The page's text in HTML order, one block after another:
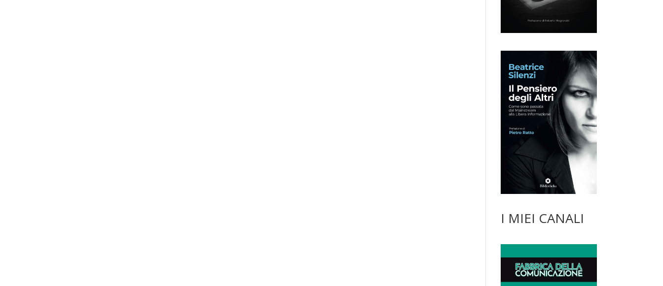
I MIEI CANALI